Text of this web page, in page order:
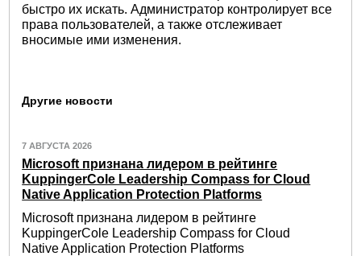
быстро их искать. Администратор контролирует все
права пользователей, а также отслеживает
вносимые ими изменения.
Другие новости
7 АВГУСТА 2026
Microsoft признана лидером в рейтинге
KuppingerCole Leadership Compass for Cloud
Native Application Protection Platforms
Microsoft признана лидером в рейтинге
KuppingerCole Leadership Compass for Cloud
Native Application Protection Platforms